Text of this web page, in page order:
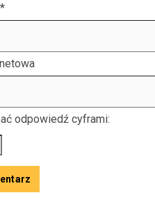
*
odpowiedź cyframi: